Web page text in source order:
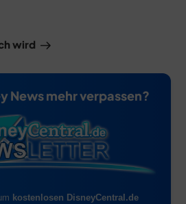
wird
News mehr verpassen?
kostenlosen DisneyCentral.de